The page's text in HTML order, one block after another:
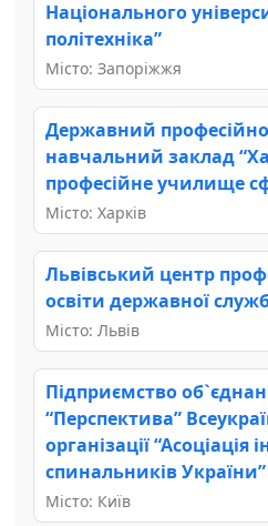
Національного
політехніка”
Місто: Запоріжжя
Державний
навчальний заклад
професійне училище
Місто: Харків
Львівський центр
освіти державної
Місто: Львів
Підприємство
“Перспектива”
організації “Асоціація
спинальників України”
Місто: Київ